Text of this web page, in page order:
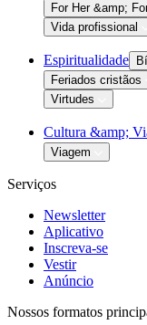
For Her &amp;
Vida profissional
Espiritualidade
Feriados cristãos
Virtudes
Cultura &amp;
Viagem
Serviços
Newsletter
Aplicativo
Inscreva-se
Vestir
Anúncio
Nossos formatos